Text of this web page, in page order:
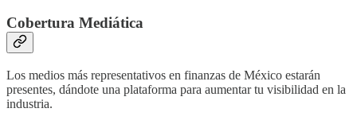
Cobertura Mediática
Los medios más representativos en finanzas de México estarán
presentes, dándote una plataforma para aumentar tu visibilidad en la
industria.